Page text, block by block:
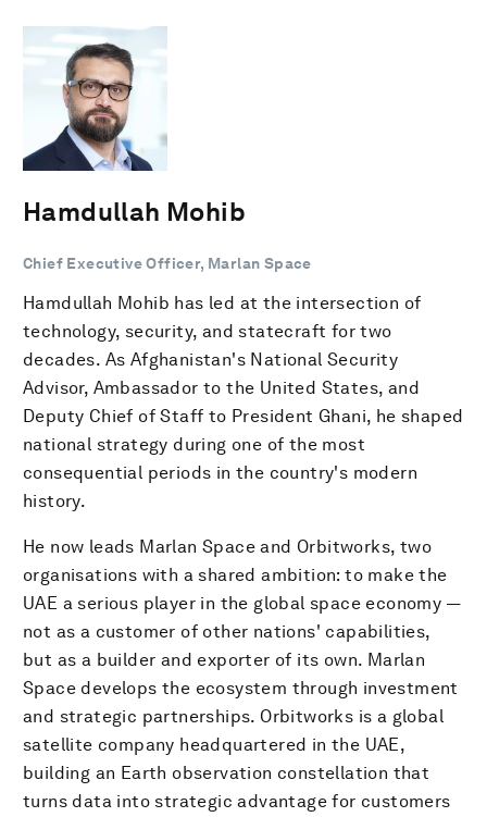
Hamdullah Mohib
Chief Executive Officer, Marlan Space
Hamdullah Mohib has led at the intersection of
technology, security, and statecraft for two
decades. As Afghanistan's National Security
Advisor, Ambassador to the United States, and
Deputy Chief of Staff to President Ghani, he shaped
national strategy during one of the most
consequential periods in the country's modern
history.
He now leads Marlan Space and Orbitworks, two
organisations with a shared ambition: to make the
UAE a serious player in the global space economy —
not as a customer of other nations' capabilities,
but as a builder and exporter of its own. Marlan
Space develops the ecosystem through investment
and strategic partnerships. Orbitworks is a global
satellite company headquartered in the UAE,
building an Earth observation constellation that
turns data into strategic advantage for customers